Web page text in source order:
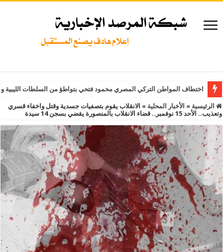
اختطاف المواطن التركي المصري محمود فتحي بتواطؤ من السلطات
الرئيسية » الأخبار المحلية » الانقلاب يقوم بتصفيات جسدية وقتل واخفاء قسري
وتعذيب.. الأحد 15 نوفمبر.. قضاء الانقلاب بالمنصورة يقضي بسجن 14 سيدة